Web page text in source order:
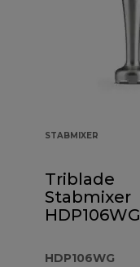
STABMIXER
Triblade
Stabmixer
HDP106WG
HDP106WG